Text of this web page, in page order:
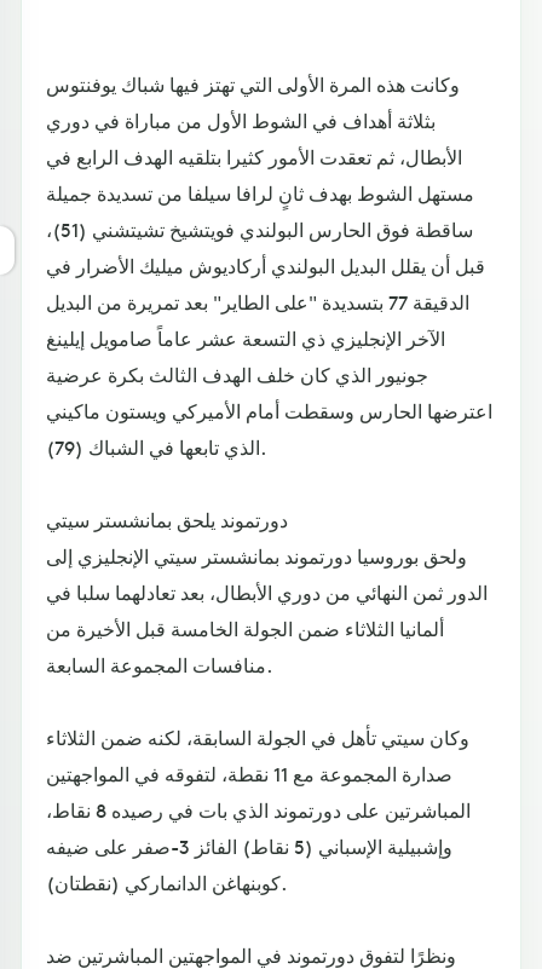
وكانت هذه المرة الأولى التي تهتز فيها شباك يوفنتوس
بثلاثة أهداف في الشوط الأول من مباراة في دوري
الأبطال، ثم تعقدت الأمور كثيرا بتلقيه الهدف الرابع في
مستهل الشوط بهدف ثانٍ لرافا سيلفا من تسديدة جميلة
ساقطة فوق الحارس البولندي فويتشيخ تشيتشني (51)،
قبل أن يقلل البديل البولندي أركاديوش ميليك الأضرار في
الدقيقة 77 بتسديدة "على الطاير" بعد تمريرة من البديل
الآخر الإنجليزي ذي التسعة عشر عاماً صامويل إيلينغ
جونيور الذي كان خلف الهدف الثالث بكرة عرضية
اعترضها الحارس وسقطت أمام الأميركي ويستون ماكيني
الذي تابعها في الشباك (79).
دورتموند يلحق بمانشستر سيتي
ولحق بوروسيا دورتموند بمانشستر سيتي الإنجليزي إلى
الدور ثمن النهائي من دوري الأبطال، بعد تعادلهما سلبا في
ألمانيا الثلاثاء ضمن الجولة الخامسة قبل الأخيرة من
منافسات المجموعة السابعة.
وكان سيتي تأهل في الجولة السابقة، لكنه ضمن الثلاثاء
صدارة المجموعة مع 11 نقطة، لتفوقه في المواجهتين
المباشرتين على دورتموند الذي بات في رصيده 8 نقاط،
وإشبيلية الإسباني (5 نقاط) الفائز 3-صفر على ضيفه
كوبنهاغن الدانماركي (نقطتان).
ونظرًا لتفوق دورتموند في المواجهتين المباشرتين ضد